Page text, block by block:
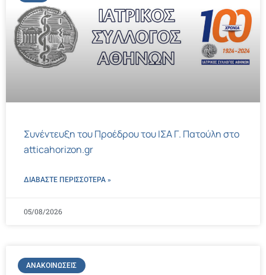
Συνέντευξη του Προέδρου του ΙΣΑ Γ. Πατούλη στο
atticahorizon.gr
ΔΙΑΒΑΣΤΕ ΠΕΡΙΣΣΌΤΕΡΑ »
05/08/2026
ΑΝΑΚΟΙΝΏΣΕΙΣ